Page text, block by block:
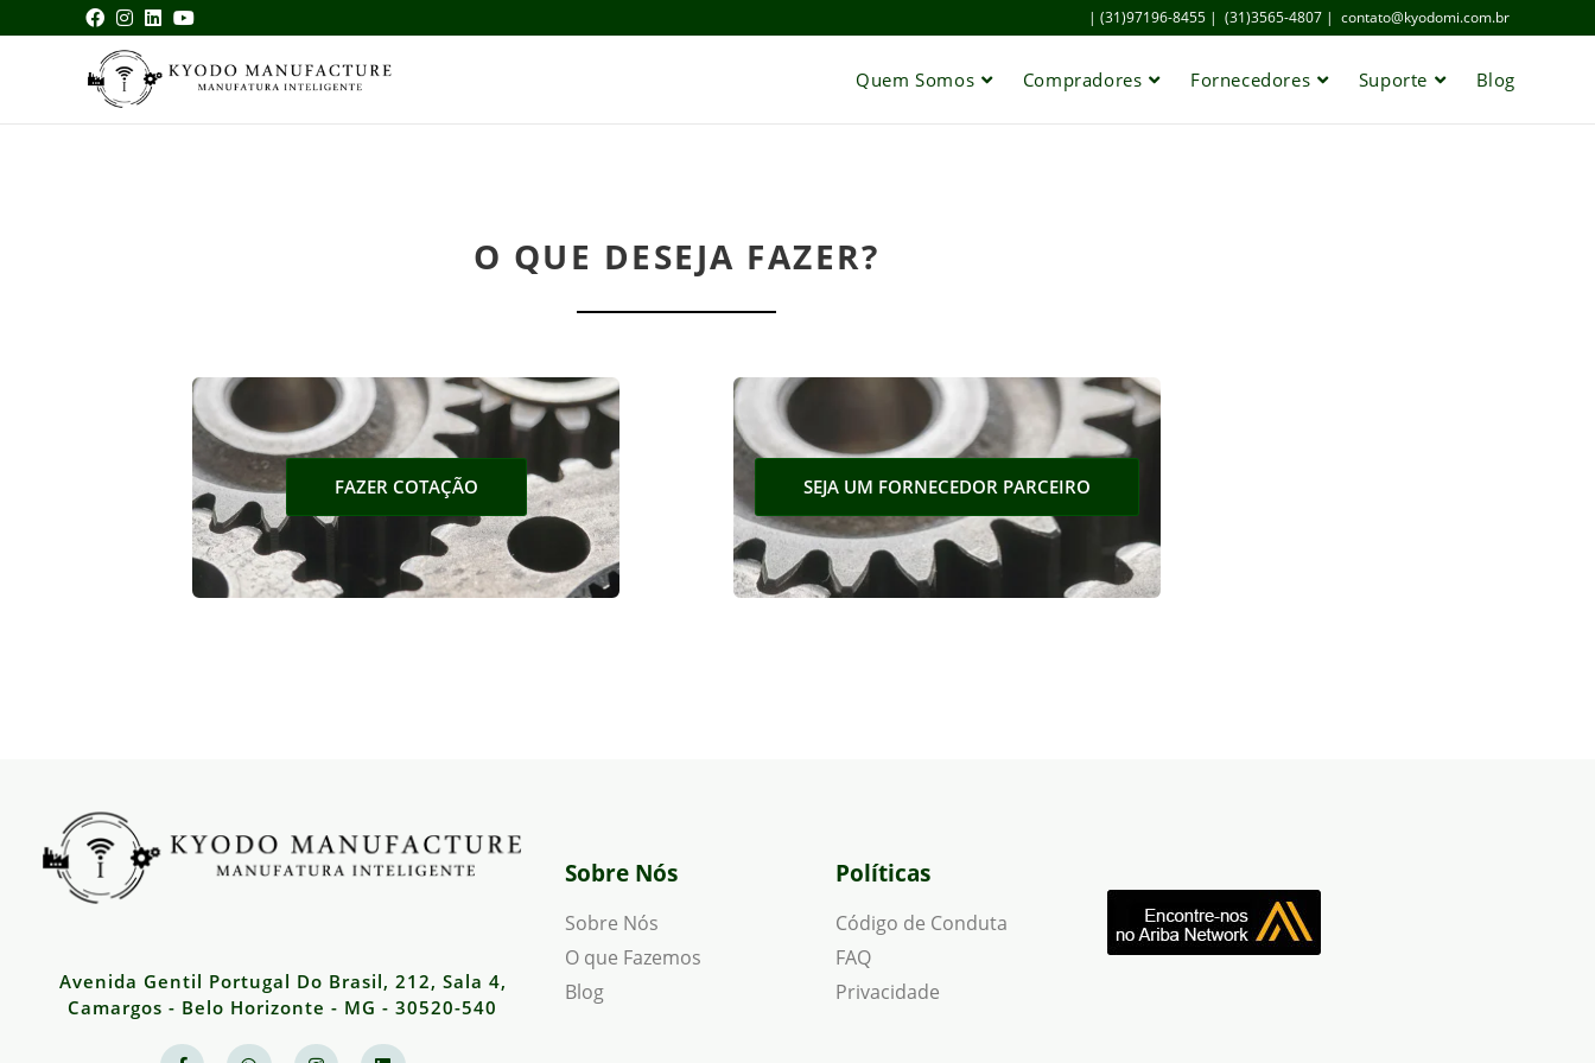
| (31)97196-8455 | (31)3565-4807 | contato@kyodomi.com.br
Quem Somos Compradores Fornecedores Suporte Blog
O QUE DESEJA FAZER?
FAZER COTAÇÃO SEJA UM FORNECEDOR PARCEIRO
Avenida Gentil Portugal Do Brasil, 212, Sala 4,
Camargos - Belo Horizonte - MG - 30520-540
Sobre Nós
Sobre Nós
O que Fazemos
Blog
Políticas
Código de Conduta
FAQ
Privacidade